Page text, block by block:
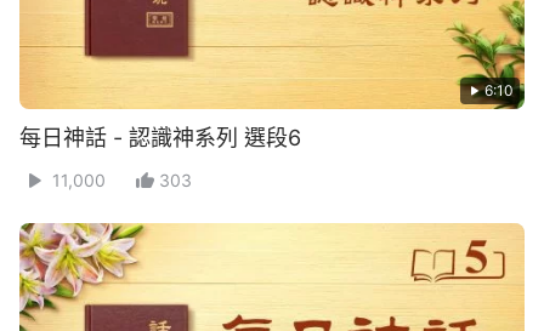
6:10
每日神話 - 認識神系列 選段6
11,000 303